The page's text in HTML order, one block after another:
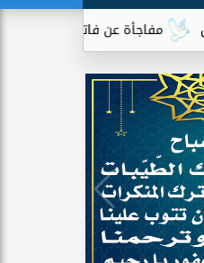
عن فاتورة الكهرباء.. جهاز